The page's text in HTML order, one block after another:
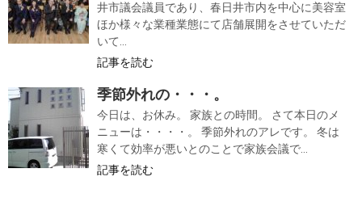
井市議会議員であり、春日井市内を中心に美容室
ほか様々な業種業態にて店舗展開をさせていただ
いて...
記事を読む
季節外れの・・・。
今日は、お休み。 家族との時間。 さて本日のメ
ニューは・・・・。 季節外れのアレです。 冬は
寒くて効率が悪いとのことで家族会議で...
記事を読む